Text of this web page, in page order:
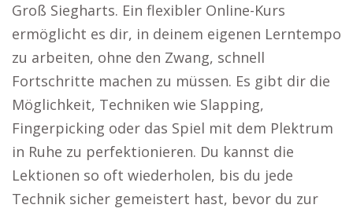
Groß Siegharts. Ein flexibler Online-Kurs
ermöglicht es dir, in deinem eigenen Lerntempo
zu arbeiten, ohne den Zwang, schnell
Fortschritte machen zu müssen. Es gibt dir die
Möglichkeit, Techniken wie Slapping,
Fingerpicking oder das Spiel mit dem Plektrum
in Ruhe zu perfektionieren. Du kannst die
Lektionen so oft wiederholen, bis du jede
Technik sicher gemeistert hast, bevor du zur